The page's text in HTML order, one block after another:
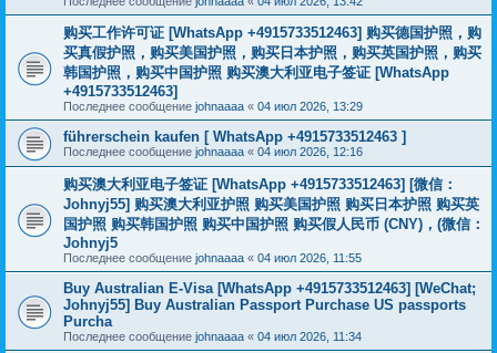
购买工作许可证 [WhatsApp +4915733512463] 购买德国护照，购
买真假护照，购买美国护照，购买日本护照，购买英国护照，购买
韩国护照，购买中国护照 购买澳大利亚电子签证 [WhatsApp
+4915733512463]
Последнее сообщение johnaaaa « 04 июл 2026, 13:29
führerschein kaufen [ WhatsApp +4915733512463 ]
Последнее сообщение johnaaaa « 04 июл 2026, 12:16
购买澳大利亚电子签证 [WhatsApp +4915733512463] [微信：
Johnyj55] 购买澳大利亚护照 购买美国护照 购买日本护照 购买英
国护照 购买韩国护照 购买中国护照 购买假人民币 (CNY)，(微信：
Johnyj5
Последнее сообщение johnaaaa « 04 июл 2026, 11:55
Buy Australian E-Visa [WhatsApp +4915733512463] [WeChat;
Johnyj55] Buy Australian Passport Purchase US passports
Purcha
Последнее сообщение johnaaaa « 04 июл 2026, 11:34